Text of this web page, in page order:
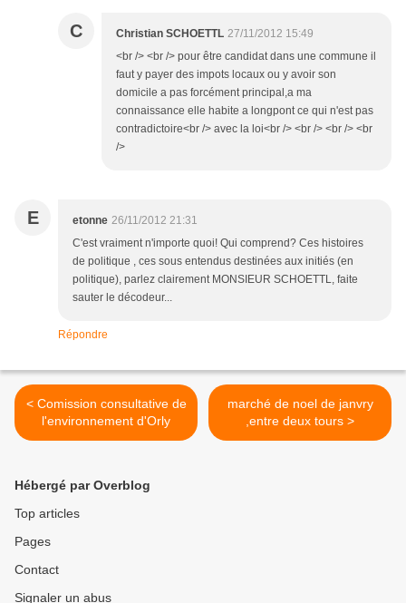
C Christian SCHOETTL 27/11/2012 15:49
<br /> <br /> pour être candidat dans une commune il
faut y payer des impots locaux ou y avoir son
domicile a pas forcément principal,a ma
connaissance elle habite a longpont ce qui n'est pas
contradictoire<br /> avec la loi<br /> <br /> <br /> <br
/>
E etonne 26/11/2012 21:31
C'est vraiment n'importe quoi! Qui comprend? Ces histoires
de politique , ces sous entendus destinées aux initiés (en
politique), parlez clairement MONSIEUR SCHOETTL, faite
sauter le décodeur...
Répondre
< Comission consultative de
l'environnement d'Orly
marché de noel de janvry
,entre deux tours >
Hébergé par Overblog
Top articles
Pages
Contact
Signaler un abus